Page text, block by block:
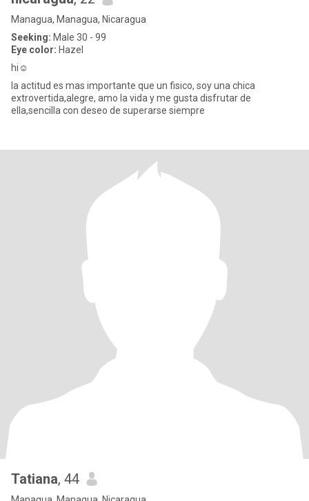
Managua, Managua, Nicaragua
Seeking: Male 30 - 99
Eye color: Hazel
hi☺️
la actitud es mas importante que un fisico, soy una chica
extrovertida,alegre, amo la vida y me gusta disfrutar de
ella,sencilla con deseo de superarse siempre
Tatiana, 44